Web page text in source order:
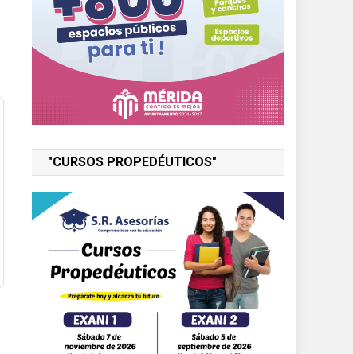
"CURSOS PROPEDÉUTICOS"